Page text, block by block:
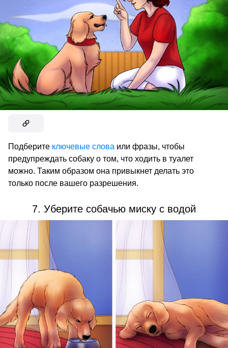
Подберите ключевые слова или фразы, чтобы
предупреждать собаку о том, что ходить в туалет
можно. Таким образом она привыкнет делать это
только после вашего разрешения.
7. Уберите собачью миску с водой